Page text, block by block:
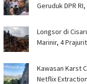
Geruduk DPR
Longsor di
Marinir, 4
Kawasan Karst
Netflix